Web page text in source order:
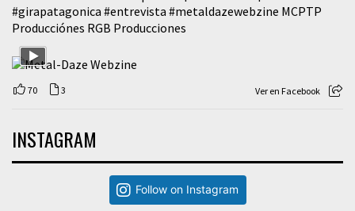
#girapatagonica #entrevista #metaldazewebzine MCPTP
Producciónes RGB Producciones
70 3 Ver en Facebook
INSTAGRAM
Follow on Instagram